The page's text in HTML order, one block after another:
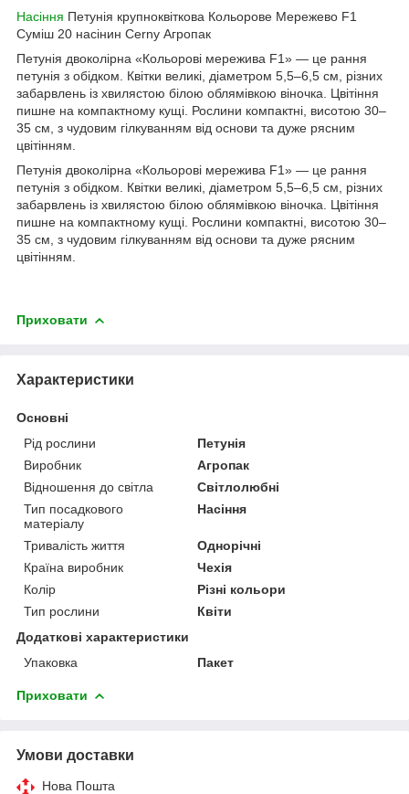
Насіння Петунія крупноквіткова Кольорове Мережево F1
Суміш 20 насінин Cerny Агропак
Петунія двоколірна «Кольорові мережива F1» — це рання
петунія з обідком. Квітки великі, діаметром 5,5–6,5 см, різних
забарвлень із хвилястою білою облямівкою віночка. Цвітіння
пишне на компактному кущі. Рослини компактні, висотою 30–
35 см, з чудовим гілкуванням від основи та дуже рясним
цвітінням.
Петунія двоколірна «Кольорові мережива F1» — це рання
петунія з обідком. Квітки великі, діаметром 5,5–6,5 см, різних
забарвлень із хвилястою білою облямівкою віночка. Цвітіння
пишне на компактному кущі. Рослини компактні, висотою 30–
35 см, з чудовим гілкуванням від основи та дуже рясним
цвітінням.
Приховати
Характеристики
Основні
Рід рослини
Петунія
Виробник
Агропак
Відношення до світла
Світлолюбні
Тип посадкового
матеріалу
Насіння
Тривалість життя
Однорічні
Країна виробник
Чехія
Колір
Різні кольори
Тип рослини
Квіти
Додаткові характеристики
Упаковка
Пакет
Приховати
Умови доставки
Нова Пошта